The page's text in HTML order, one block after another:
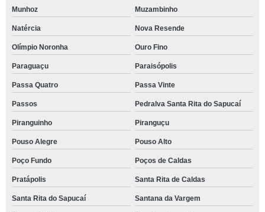
Munhoz Muzambinho
Natércia Nova Resende
Olímpio Noronha Ouro Fino
Paraguaçu Paraisópolis
Passa Quatro Passa Vinte
Passos Pedralva Santa Rita do Sapucaí
Piranguinho Piranguçu
Pouso Alegre Pouso Alto
Poço Fundo Poços de Caldas
Pratápolis Santa Rita de Caldas
Santa Rita do Sapucaí Santana da Vargem